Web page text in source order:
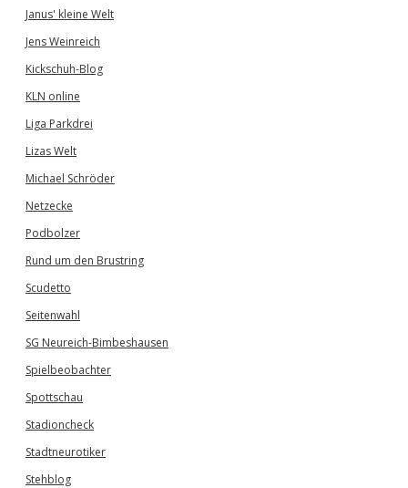
Janus' kleine Welt
Jens Weinreich
Kickschuh-Blog
KLN online
Liga Parkdrei
Lizas Welt
Michael Schröder
Netzecke
Podbolzer
Rund um den Brustring
Scudetto
Seitenwahl
SG Neureich-Bimbeshausen
Spielbeobachter
Spottschau
Stadioncheck
Stadtneurotiker
Stehblog